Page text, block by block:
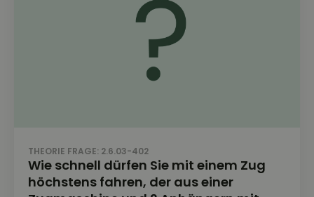
THEORIE FRAGE: 2.6.03-402
Wie schnell dürfen Sie mit einem Zug
höchstens fahren, der aus einer